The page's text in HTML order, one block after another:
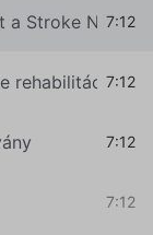
Stroke Neuro
7:12
rehabilitáció7:12
7:12
7:12